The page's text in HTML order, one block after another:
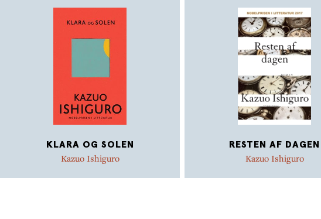
KLARA OG SOLEN
Kazuo Ishiguro
RESTEN AF DAGEN
Kazuo Ishiguro